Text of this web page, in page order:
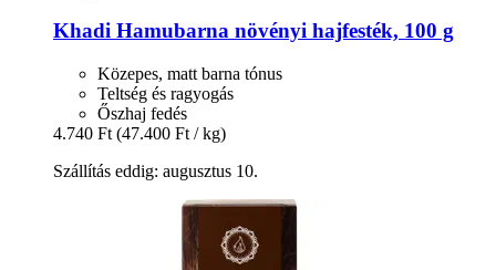
Khadi Hamubarna növényi hajfesték, 100 g
Közepes, matt barna tónus
Teltség és ragyogás
Őszhaj fedés
4.740 Ft (47.400 Ft / kg)
Szállítás eddig: augusztus 10.